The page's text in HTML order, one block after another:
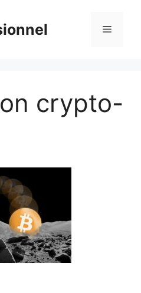
Menu
crypto-